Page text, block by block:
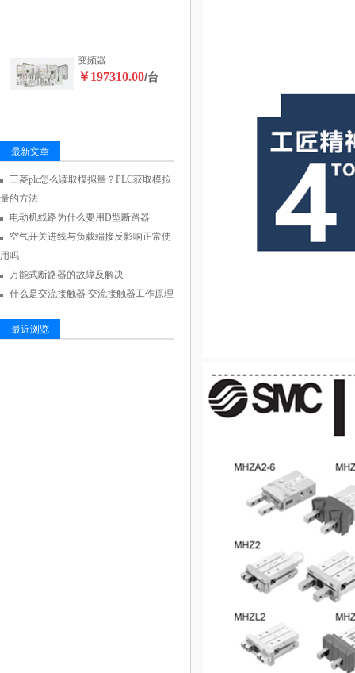
变频器
￥197310.00/台
最新文章
三菱plc怎么读取模拟量？PLC获取模拟
量的方法
电动机线路为什么要用D型断路器
空气开关进线与负载端接反影响正常使
用吗
万能式断路器的故障及解决
什么是交流接触器 交流接触器工作原理
最近浏览